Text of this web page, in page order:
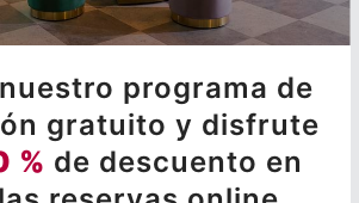
programa de
gratuito y disfrute
% de descuento en